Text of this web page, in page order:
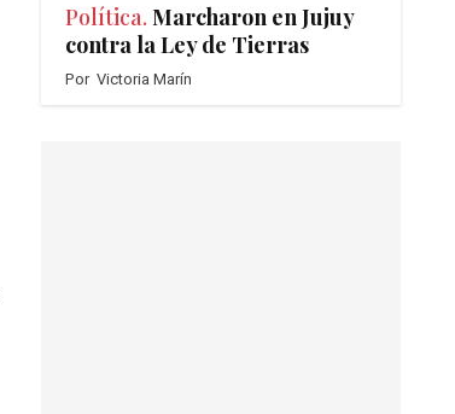
Política. Marcharon en Jujuy
contra la Ley de Tierras
Por Victoria Marín